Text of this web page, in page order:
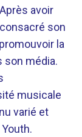
avoir
son
la
son média.
musicale
varié et